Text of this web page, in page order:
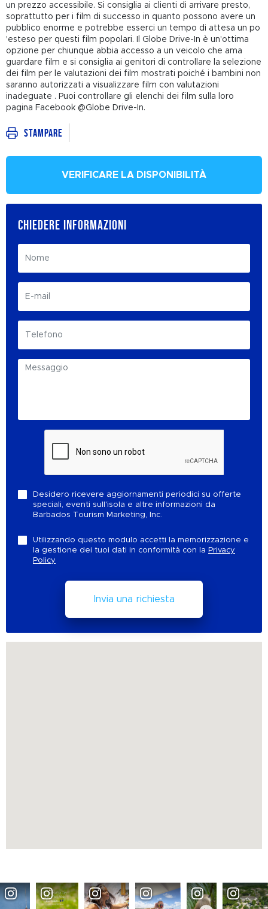
un prezzo accessibile. Si consiglia ai clienti di arrivare presto,
soprattutto per i film di successo in quanto possono avere un
pubblico enorme e potrebbe esserci un tempo di attesa un po
'esteso per questi film popolari. Il Globe Drive-In è un'ottima
opzione per chiunque abbia accesso a un veicolo che ama
guardare film e si consiglia ai genitori di controllare la selezione
dei film per le valutazioni dei film mostrati poiché i bambini non
saranno autorizzati a visualizzare film con valutazioni
inadeguate . Puoi controllare gli elenchi dei film sulla loro
pagina Facebook @Globe Drive-In.
Stampare
VERIFICARE LA DISPONIBILITÀ
CHIEDERE INFORMAZIONI
Desidero ricevere aggiornamenti periodici su offerte
speciali, eventi sull'isola e altre informazioni da
Barbados Tourism Marketing, Inc.
Utilizzando questo modulo accetti la memorizzazione e
la gestione dei tuoi dati in conformità con la Privacy
Policy